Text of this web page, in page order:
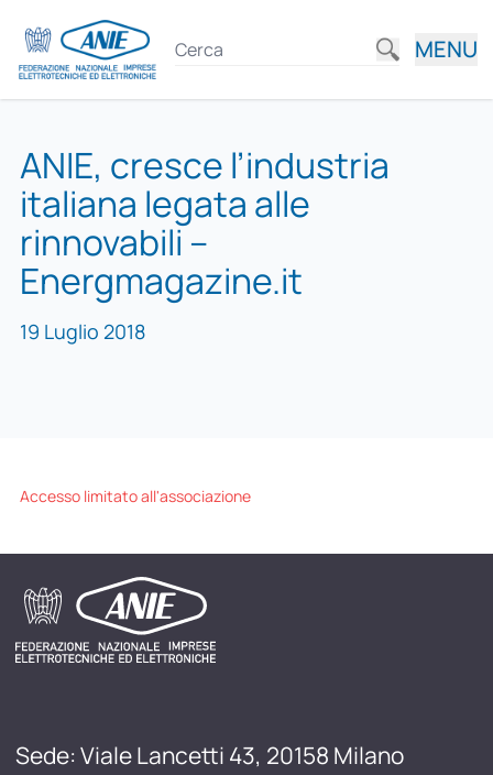
MENU
ANIE, cresce l’industria
italiana legata alle
rinnovabili –
Energmagazine.it
19 Luglio 2018
Accesso limitato all'associazione
Sede: Viale Lancetti 43, 20158 Milano